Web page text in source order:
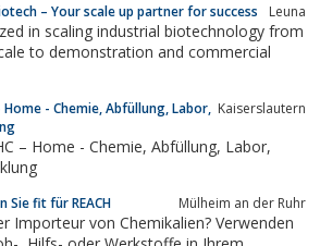
– Your scale up partner for success Leuna
in scaling industrial biotechnology from
to demonstration and commercial
- Chemie, Abfüllung, Labor, Kaiserslautern
- Chemie, Abfüllung, Labor,
Sie fit für REACH Mülheim an der Ruhr
Importeur von Chemikalien? Verwenden